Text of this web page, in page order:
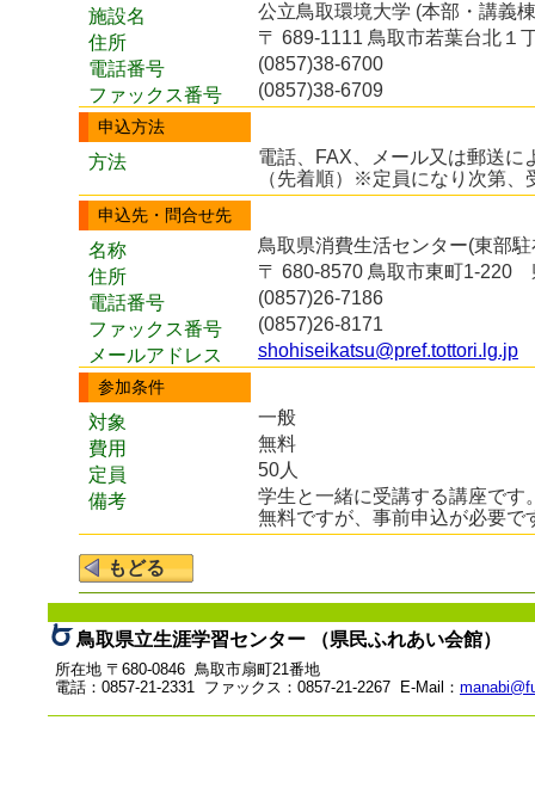
施設名
公立鳥取環境大学 (本部・講義
住所
〒 689-1111 鳥取市若葉台北１
電話番号
(0857)38-6700
ファックス番号
(0857)38-6709
申込方法
方法
電話、FAX、メール又は郵送に
（先着順）※定員になり次第、
申込先・問合せ先
名称
鳥取県消費生活センター(東部駐
住所
〒 680-8570 鳥取市東町1-220
電話番号
(0857)26-7186
ファックス番号
(0857)26-8171
メールアドレス
shohiseikatsu@pref.tottori.lg.jp
参加条件
対象
一般
費用
無料
定員
50人
備考
学生と一緒に受講する講座です
無料ですが、事前申込が必要で
鳥取県立生涯学習センター （県民ふれあい会館）
所在地 〒680-0846 鳥取市扇町21番地
電話：0857-21-2331 ファックス：0857-21-2267 E-Mail：